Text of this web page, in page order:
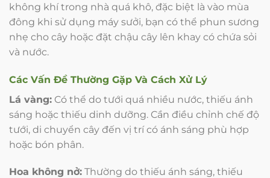
không khí trong nhà quá khô, đặc biệt là vào mùa
đông khi sử dụng máy sưởi, bạn có thể phun sương
nhẹ cho cây hoặc đặt chậu cây lên khay có chứa sỏi
và nước.
Các Vấn Đề Thường Gặp Và Cách Xử Lý
Lá vàng: Có thể do tưới quá nhiều nước, thiếu ánh
sáng hoặc thiếu dinh dưỡng. Cần điều chỉnh chế độ
tưới, di chuyển cây đến vị trí có ánh sáng phù hợp
hoặc bón phân.
Hoa không nở: Thường do thiếu ánh sáng, thiếu